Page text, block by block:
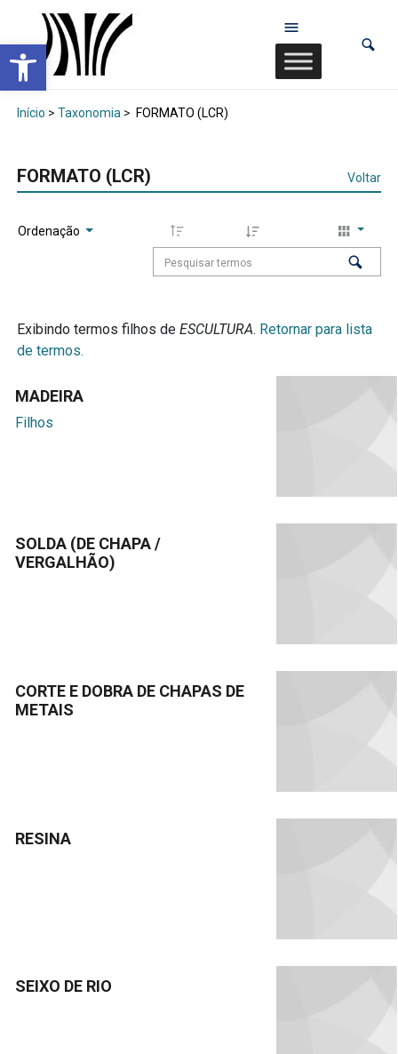
Abrir a barra de ferramentas
Início > Taxonomia > FORMATO (LCR)
FORMATO (LCR) Voltar
Ordenação
Exibindo termos filhos de ESCULTURA. Retornar para lista
de termos.
MADEIRA
Filhos
SOLDA (DE CHAPA /
VERGALHÃO)
CORTE E DOBRA DE CHAPAS DE
METAIS
RESINA
SEIXO DE RIO